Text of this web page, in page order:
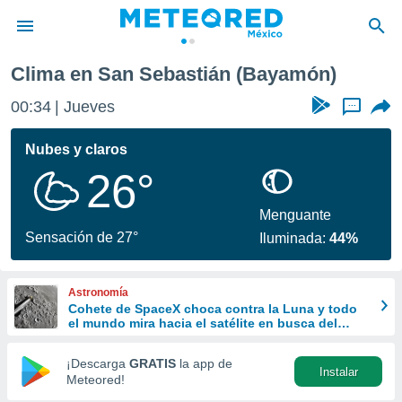
de
ha sido
calidad.
a este
las
y
forma
digital
basada
Clima en San Sebastián (Bayamón)
00:34 Jueves ...
Nubes y claros
26°
Sensación de 27°
Menguante
Iluminada:44%
Astronomía
Cohete de SpaceX choca contra la Luna y todo
el mundo mira hacia el satélite en busca del
¡Descarga GRATIS la app de
Meteored!
Instalar